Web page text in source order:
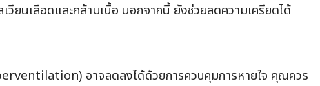
วียนเลือดและกล้ามเนื้อ นอกจากนี้ ยังช่วยลดความเครียดได้
อาจลดลงได้ด้วยการควบคุมการหายใจ คุณควร